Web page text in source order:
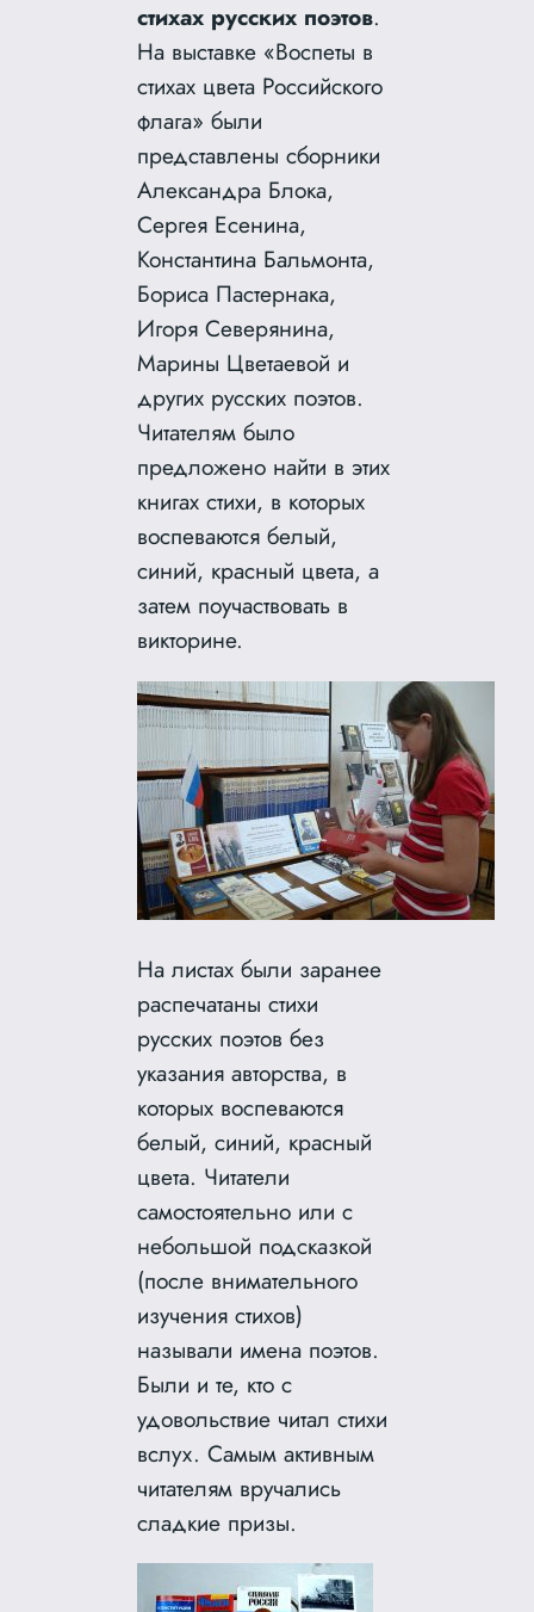
стихах русских поэтов.
На выставке «Воспеты в
стихах цвета Российского
флага» были
представлены сборники
Александра Блока,
Сергея Есенина,
Константина Бальмонта,
Бориса Пастернака,
Игоря Северянина,
Марины Цветаевой и
других русских поэтов.
Читателям было
предложено найти в этих
книгах стихи, в которых
воспеваются белый,
синий, красный цвета, а
затем поучаствовать в
викторине.
На листах были заранее
распечатаны стихи
русских поэтов без
указания авторства, в
которых воспеваются
белый, синий, красный
цвета. Читатели
самостоятельно или с
небольшой подсказкой
(после внимательного
изучения стихов)
называли имена поэтов.
Были и те, кто с
удовольствие читал стихи
вслух. Самым активным
читателям вручались
сладкие призы.